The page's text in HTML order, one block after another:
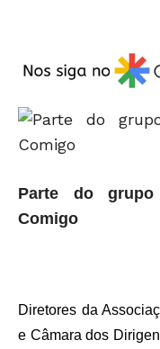
Parte do
Comigo
Diretores da
e Câmara dos